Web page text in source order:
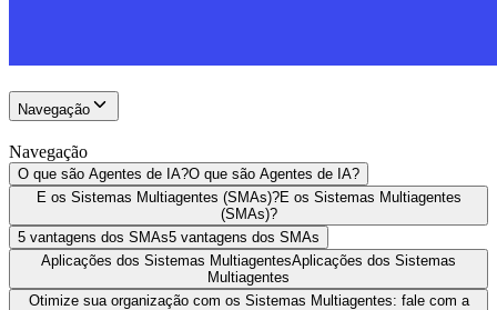
Navegação
Navegação
O que são Agentes de IA?O que são Agentes de IA?
E os Sistemas Multiagentes (SMAs)?E os Sistemas Multiagentes
(SMAs)?
5 vantagens dos SMAs5 vantagens dos SMAs
Aplicações dos Sistemas MultiagentesAplicações dos Sistemas
Multiagentes
Otimize sua organização com os Sistemas Multiagentes: fale com a